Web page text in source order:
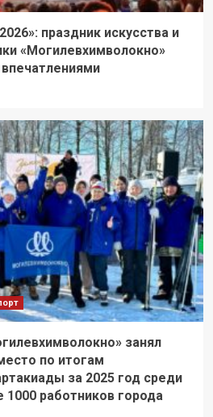
праздник искусства и
«Могилевхимволокно»
занял
по итогам
за 2025 год среди
работников города